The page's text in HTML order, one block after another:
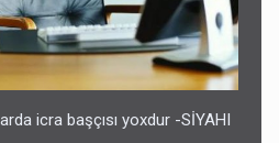
icra başçısı yoxdur -SİYAHI